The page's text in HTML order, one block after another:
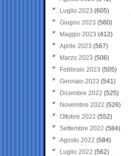
Luglio 2023 (605)
Giugno 2023 (560)
Maggio 2023 (412)
Aprile 2023 (567)
Marzo 2023 (506)
Febbraio 2023 (505)
Gennaio 2023 (541)
Dicembre 2022 (525)
Novembre 2022 (526)
Ottobre 2022 (552)
Settembre 2022 (584)
Agosto 2022 (584)
Luglio 2022 (562)